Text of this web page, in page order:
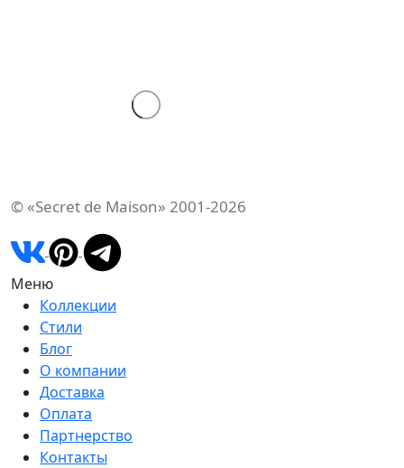
© «Secret de Maison» 2001-2026
Меню
Коллекции
Стили
Блог
О компании
Доставка
Оплата
Партнерство
Контакты